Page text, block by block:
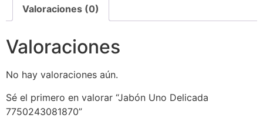
Valoraciones (0)
Valoraciones
No hay valoraciones aún.
Sé el primero en valorar “Jabón Uno Delicada
7750243081870”